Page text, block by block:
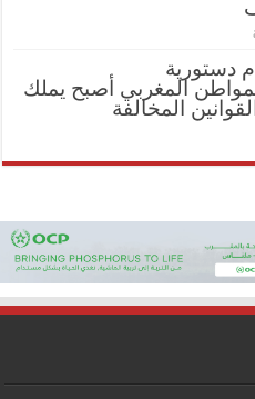
دستورية
المغربي أصبح يملك
المخالفة